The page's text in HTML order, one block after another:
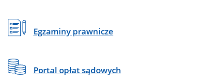
Egzaminy prawnicze
Portal opłat sądowych